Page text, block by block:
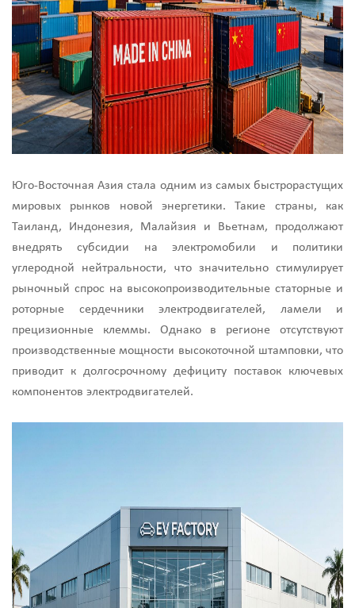
Юго-Восточная Азия стала одним из самых быстрорастущих
мировых рынков новой энергетики. Такие страны, как
Таиланд, Индонезия, Малайзия и Вьетнам, продолжают
внедрять субсидии на электромобили и политики
углеродной нейтральности, что значительно стимулирует
рыночный спрос на высокопроизводительные статорные и
роторные сердечники электродвигателей, ламели и
прецизионные клеммы. Однако в регионе отсутствуют
производственные мощности высокоточной штамповки, что
приводит к долгосрочному дефициту поставок ключевых
компонентов электродвигателей.